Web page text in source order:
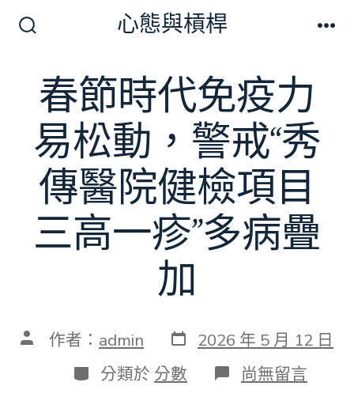
切
換
開
關
心態與槓桿
春節時代免疫力
易松動，警戒“秀
傳醫院健檢項目
三高一疹”多病疊
加
文 作者： admin 發
表
日
期
2026 年 5 月 12 日
分
類
分類於 分數 在
〈春
尚無留言